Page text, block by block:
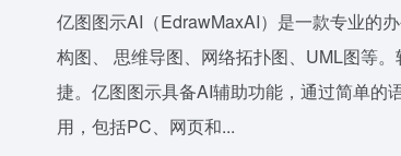
亿图图示AI（EdrawMaxAI）是一款专业的
构图、 思维导图、网络拓扑图、UML图等
捷。亿图图示具备AI辅助功能，通过简单的
用，包括PC、网页和...